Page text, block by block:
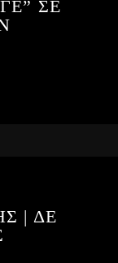
ΣΕ
| ΔΕ